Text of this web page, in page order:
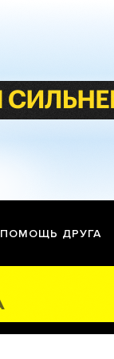
ПОМОЩЬ ДРУГА